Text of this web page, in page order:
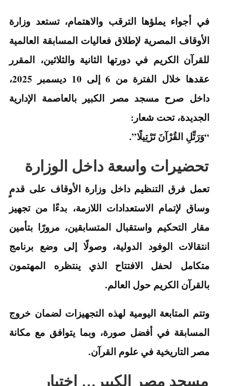
في أجواء يملؤها الترقب والاهتمام، تستعد وزارة
الأوقاف المصرية لإطلاق فعاليات المسابقة العالمية
للقرآن الكريم في دورتها الثانية والثلاثين، المقرر
عقدها خلال الفترة من 6 إلى 10 ديسمبر 2025،
داخل صرح مسجد مصر الكبير بالعاصمة الإدارية
الجديدة، تحت شعار:
“وَرَتِّلِ القُرْآنَ تَرْتِيلًا”.
تحضيرات واسعة داخل الوزارة
تعمل فرق التنظيم داخل وزارة الأوقاف على قدمٍ
وساق لإتمام الاستعدادات اللازمة، بدءًا من تجهيز
مقار التحكيم واستقبال المتسابقين، مرورًا بتأمين
انتقالات الوفود الدولية، وصولًا إلى وضع برنامج
متكامل لحفل الافتتاح الذي ينتظره المهتمون
بالقرآن الكريم حول العالم.
وتتم المتابعة اليومية لهذه التجهيزات لضمان خروج
المسابقة في أفضل صورة، وبما يتوافق مع مكانة
مصر التاريخية في علوم القرآن.
مسجد مصر الكبير… اختيار